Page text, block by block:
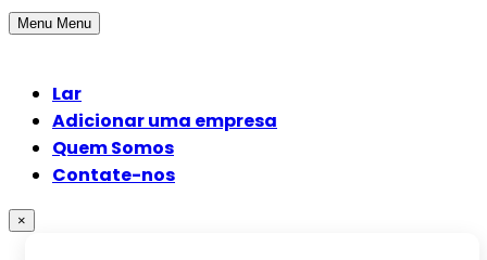
Menu Menu
Lar
Adicionar uma empresa
Quem Somos
Contate-nos
×